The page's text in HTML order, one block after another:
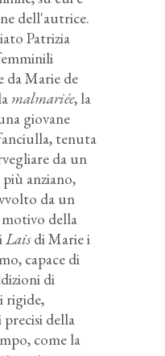
dell'autrice.
Patrizia
da Marie de
malmariée, la
giovane
tenuta
da un
anziano,
da un
della
Laisdi Marie i
capace di
di
rigide,
precisi della
come la